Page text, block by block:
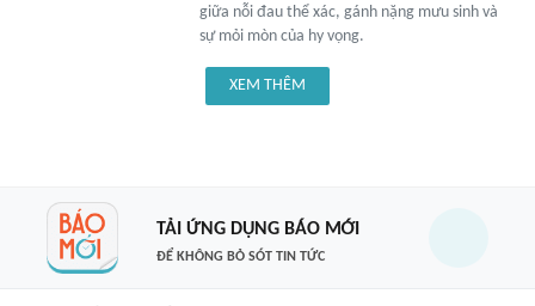
giữa nỗi đau thể xác, gánh nặng mưu sinh và
sự mỏi mòn của hy vọng.
XEM THÊM
TẢI ỨNG DỤNG BÁO MỚI
ĐỂ KHÔNG BỎ SÓT TIN TỨC